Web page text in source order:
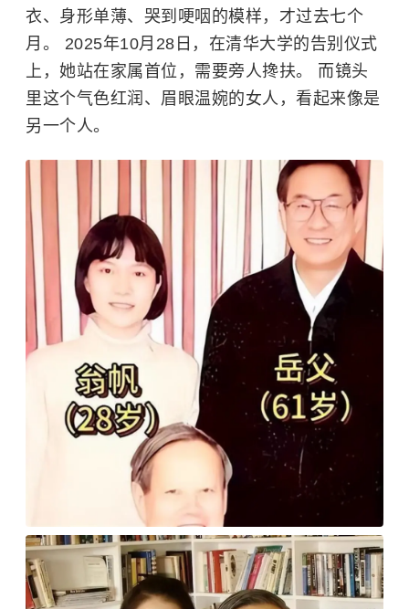
衣、身形单薄、哭到哽咽的模样，才过去七个
月。 2025年10月28日，在清华大学的告别仪式
上，她站在家属首位，需要旁人搀扶。 而镜头
里这个气色红润、眉眼温婉的女人，看起来像是
另一个人。